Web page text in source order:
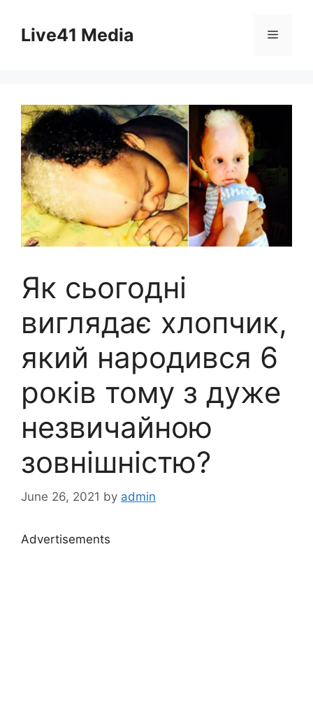
contentLive41 Media Menu
Як сьогодні
виглядає хлопчик,
який народився 6
років тому з дуже
незвичайною
зовнішністю?
June 26, 2021 by admin
Advertisements